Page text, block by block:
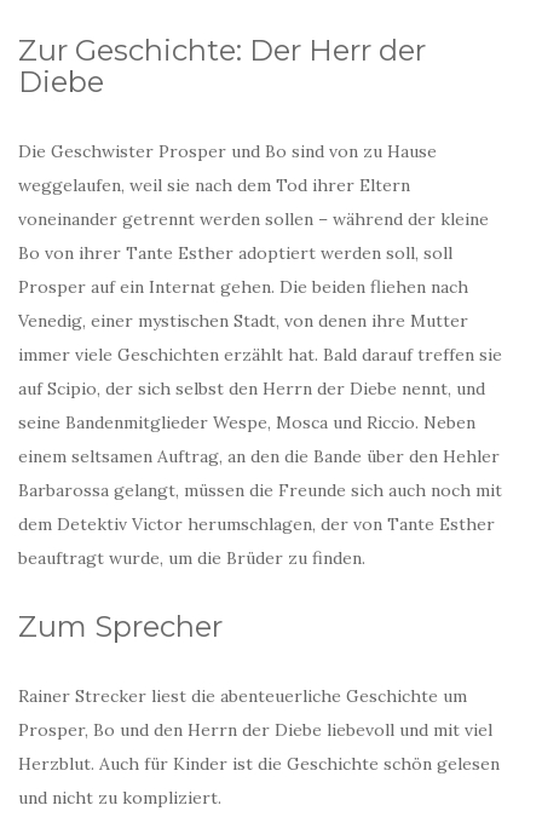
Zur Geschichte: Der Herr der
Diebe
Die Geschwister Prosper und Bo sind von zu Hause
weggelaufen, weil sie nach dem Tod ihrer Eltern
voneinander getrennt werden sollen – während der kleine
Bo von ihrer Tante Esther adoptiert werden soll, soll
Prosper auf ein Internat gehen. Die beiden fliehen nach
Venedig, einer mystischen Stadt, von denen ihre Mutter
immer viele Geschichten erzählt hat. Bald darauf treffen sie
auf Scipio, der sich selbst den Herrn der Diebe nennt, und
seine Bandenmitglieder Wespe, Mosca und Riccio. Neben
einem seltsamen Auftrag, an den die Bande über den Hehler
Barbarossa gelangt, müssen die Freunde sich auch noch mit
dem Detektiv Victor herumschlagen, der von Tante Esther
beauftragt wurde, um die Brüder zu finden.
Zum Sprecher
Rainer Strecker liest die abenteuerliche Geschichte um
Prosper, Bo und den Herrn der Diebe liebevoll und mit viel
Herzblut. Auch für Kinder ist die Geschichte schön gelesen
und nicht zu kompliziert.